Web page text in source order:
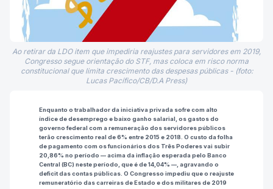
Ao retirar da LDO item que impediria reajustes para servidores em 2019,
Congresso segue orientação do STF, mas coloca em risco norma
constitucional que limita crescimento das despesas públicas - (foto:
Lucas Pacífico/CB/D.A Press)
Enquanto o trabalhador da iniciativa privada sofre com alto
índice de desemprego e baixo ganho salarial, os gastos do
governo federal com a remuneração dos servidores públicos
terão crescimento real de 6% entre 2015 e 2018. O custo da folha
de pagamento com os funcionários dos Três Poderes vai subir
20,86% no período — acima da inflação esperada pelo Banco
Central (BC) neste período, que é de 14,04% —, agravando o
deficit das contas públicas. O Congresso impediu que o reajuste
remuneratório das carreiras de Estado e dos militares de 2019